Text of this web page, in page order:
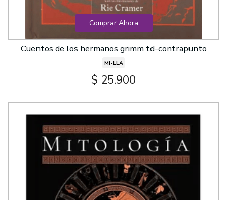
Comprar Ahora
Cuentos de los hermanos grimm td-contrapunto
MI-LLA
$ 25.900